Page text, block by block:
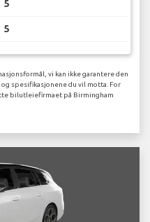
5
5
vi kan ikke garantere den
spesifikasjonene du vil motta. For
bilutleiefirmaet på Birmingham